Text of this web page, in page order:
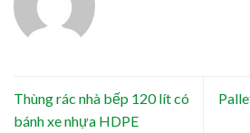
Thùng rác nhà bếp 120 lít có
bánh xe nhựa HDPE